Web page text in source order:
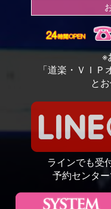
※
「道楽・ＶＩＰ
と
ラインでも受
予約センタ